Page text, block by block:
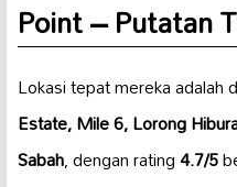
Point – Putatan
Lokasi tepat mereka adalah
Estate, Mile 6, Lorong
Sabah, dengan rating4.7/5